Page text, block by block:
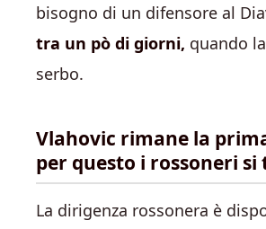
bisogno di un difensore al
tra un pò di giorni, quando
serbo.
Vlahovic rimane la
per questo i rossoneri
La dirigenza rossonera è